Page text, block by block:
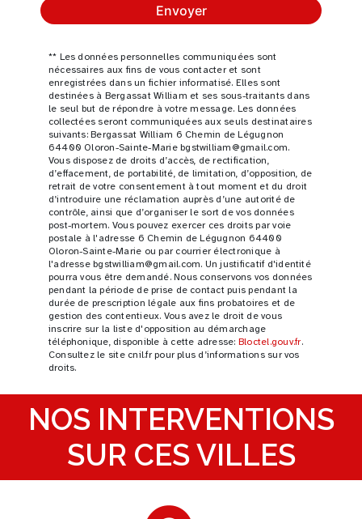
Envoyer
** Les données personnelles communiquées sont
nécessaires aux fins de vous contacter et sont
enregistrées dans un fichier informatisé. Elles sont
destinées à Bergassat William et ses sous-traitants dans
le seul but de répondre à votre message. Les données
collectées seront communiquées aux seuls destinataires
suivants: Bergassat William 6 Chemin de Légugnon
64400 Oloron-Sainte-Marie bgstwilliam@gmail.com.
Vous disposez de droits d’accès, de rectification,
d’effacement, de portabilité, de limitation, d’opposition, de
retrait de votre consentement à tout moment et du droit
d’introduire une réclamation auprès d’une autorité de
contrôle, ainsi que d’organiser le sort de vos données
post-mortem. Vous pouvez exercer ces droits par voie
postale à l'adresse 6 Chemin de Légugnon 64400
Oloron-Sainte-Marie ou par courrier électronique à
l'adresse bgstwilliam@gmail.com. Un justificatif d'identité
pourra vous être demandé. Nous conservons vos données
pendant la période de prise de contact puis pendant la
durée de prescription légale aux fins probatoires et de
gestion des contentieux. Vous avez le droit de vous
inscrire sur la liste d'opposition au démarchage
téléphonique, disponible à cette adresse: Bloctel.gouv.fr.
Consultez le site cnil.fr pour plus d’informations sur vos
droits.
NOS INTERVENTIONS
SUR CES VILLES